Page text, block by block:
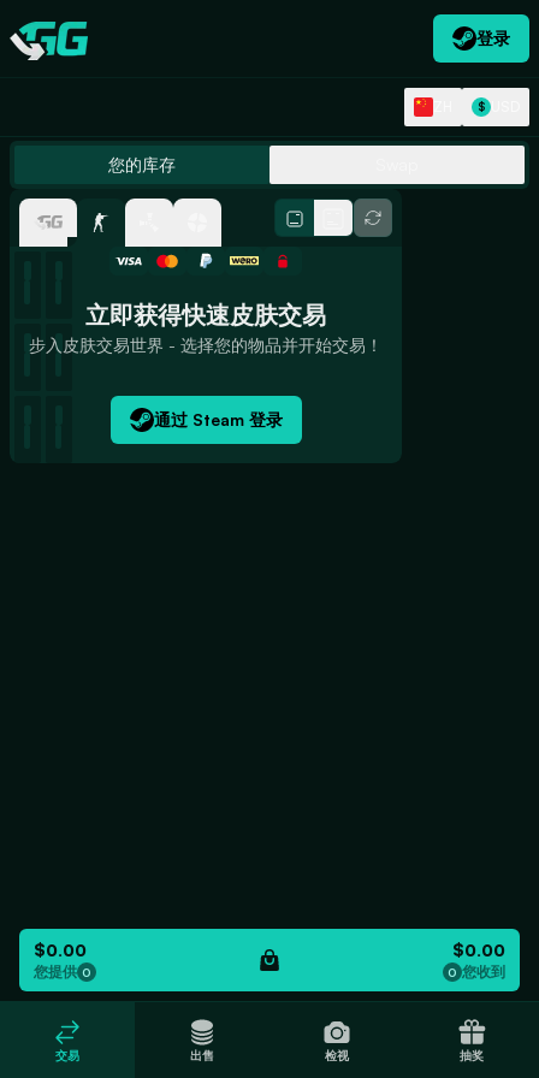
Swap.gg
登录
$
$0.00
您提供 0
$0.00
0 您收到
您的库存
瓷砖大小
立即获得快速皮肤交易
步入皮肤交易世界 - 选择您的物品并开始交易！
通过 Steam 登录
交易 出售 检视 抽奖